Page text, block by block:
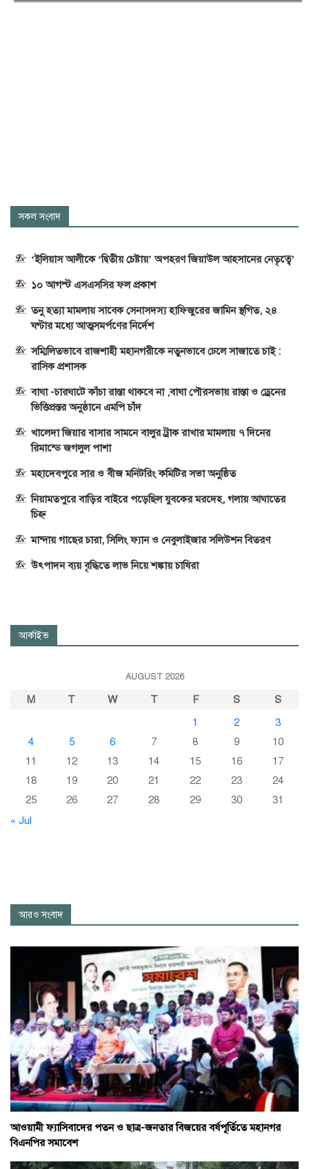
সকল সংবাদ
‘ইলিয়াস আলীকে ‘দ্বিতীয় চেষ্টায়’ অপহরণ জিয়াউল আহসানের নেতৃত্বে’
১০ আগস্ট এসএসসির ফল প্রকাশ
তনু হত্যা মামলায় সাবেক সেনাসদস্য হাফিজুরের জামিন স্থগিত, ২৪
ঘণ্টার মধ্যে আত্মসমর্পণের নির্দেশ
সম্মিলিতভাবে রাজশাহী মহানগরীকে নতুনভাবে ঢেলে সাজাতে চাই :
রাসিক প্রশাসক
বাঘা -চারঘাটে কাঁচা রাস্তা থাকবে না ,বাঘা পৌরসভায় রাস্তা ও ড্রেনের
ভিত্তিপ্রস্তর অনুষ্ঠানে এমপি চাঁদ
খালেদা জিয়ার বাসার সামনে বালুর ট্রাক রাখার মামলায় ৭ দিনের
রিমান্ডে জগলুল পাশা
মহাদেবপুরে সার ও বীজ মনিটরিং কমিটির সভা অনুষ্ঠিত
নিয়ামতপুরে বাড়ির বাইরে পড়েছিল যুবকের মরদেহ, গলায় আঘাতের
চিহ্ন
মান্দায় গাছের চারা, সিলিং ফ্যান ও নেবুলাইজার সলিউশন বিতরণ
উৎপাদন ব্যয় বৃদ্ধিতে লাভ নিয়ে শঙ্কায় চাষিরা
আর্কাইভ
AUGUST 2026
M T W T F S
S
1
2
3
4
5 6 7 8 9
10
11
12 13 14 15 16
17
18
19 20 21 22 23
24
25
26 27 28 29 30
31
« Jul
আরও সংবাদ
আওয়ামী ফ্যাসিবাদের পতন ও ছাত্র-জনতার বিজয়ের বর্ষপূর্তিতে মহানগর
বিএনপির সমাবেশ